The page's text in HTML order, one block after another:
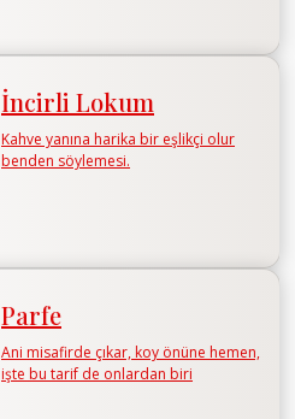
İncirli Lokum
Kahve yanına harika bir eşlikçi olur
benden söylemesi.
Parfe
Ani misafirde çıkar, koy önüne hemen,
işte bu tarif de onlardan biri